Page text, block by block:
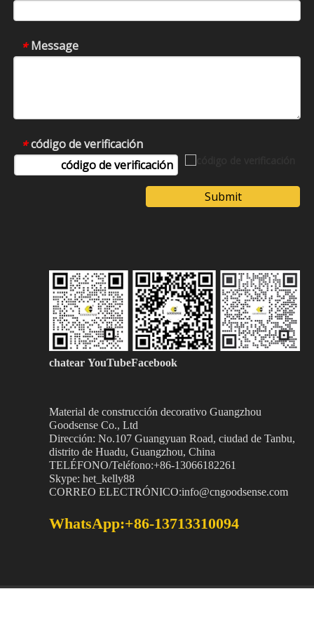
* Message
* código de verificación
Submit
chatear YouTubeFacebook
Material de construcción decorativo Guangzhou
Goodsense Co., Ltd
Dirección: No.107 Guangyuan Road, ciudad de Tanbu,
distrito de Huadu, Guangzhou, China
TELÉFONO/Teléfono:+86-13066182261
Skype: het_kelly88
CORREO ELECTRÓNICO:info@cngoodsense.com
WhatsApp:+86-13713310094